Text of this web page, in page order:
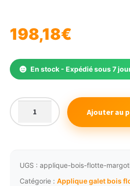
198,18€
En stock - Expédié sous 7
quantité
de
bois
flotté
Ajouter au
UGS : applique-bois-flotte-
Catégorie : Applique galet bois